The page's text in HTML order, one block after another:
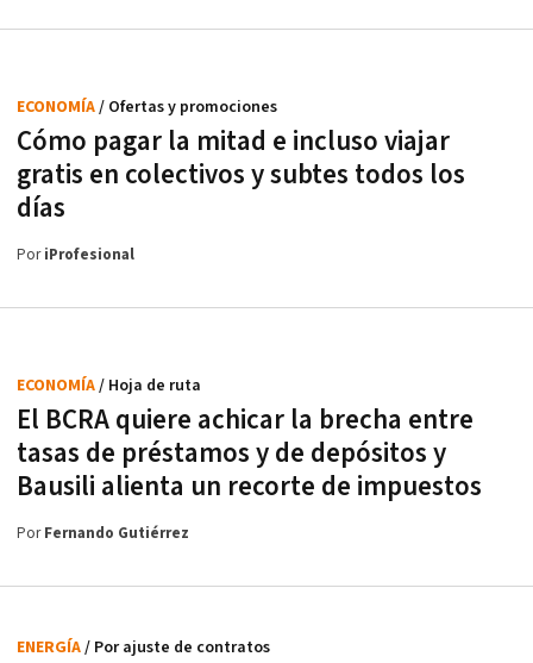
Cómo pagar la mitad e incluso viajar
gratis en colectivos y subtes todos los
días
ECONOMÍA/ Ofertas y promociones
PoriProfesional
El BCRA quiere achicar la brecha entre
tasas de préstamos y de depósitos y
Bausili alienta un recorte de impuestos
ECONOMÍA/ Hoja de ruta
PorFernando Gutiérrez
ENERGÍA/ Por ajuste de contratos